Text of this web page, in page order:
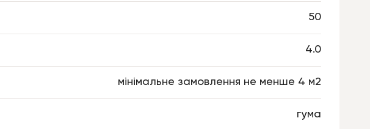
50
4.0
мінімальне замовлення не менше 4 м2
гума